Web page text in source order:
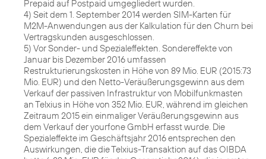
Prepaid auf Postpaid umgegliedert wurden.
4) Seit dem 1. September 2014 werden SIM-Karten für
M2M-Anwendungen aus der Kalkulation für den Churn bei
Vertragskunden ausgeschlossen.
5) Vor Sonder- und Spezialeffekten. Sondereffekte von
Januar bis Dezember 2016 umfassen
Restrukturierungskosten in Höhe von 89 Mio. EUR (2015:73
Mio. EUR) und den Netto-Veräußerungsgewinn aus dem
Verkauf der passiven Infrastruktur von Mobilfunkmasten
an Telxius in Höhe von 352 Mio. EUR, während im gleichen
Zeitraum 2015 ein einmaliger Veräußerungsgewinn aus
dem Verkauf der yourfone GmbH erfasst wurde. Die
Spezialeffekte im Geschäftsjahr 2016 entsprechen den
Auswirkungen, die die Telxius-Transaktion auf das OIBDA